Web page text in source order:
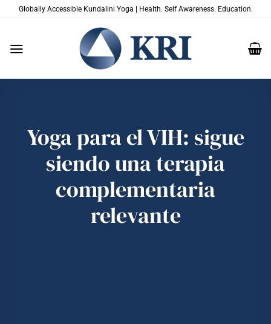
SaltarGlobally Accessible Kundalini Yoga | Health. Self Awareness. Education.
Yoga para el VIH: sigue
siendo una terapia
complementaria
relevante